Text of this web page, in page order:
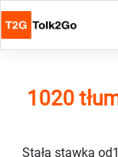
1020
Stała stawka